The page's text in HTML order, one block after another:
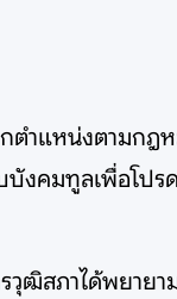
ตำแหน่งตามกฎ
งคมทูลเพื่อโปร
วุฒิสภาได้พยายา